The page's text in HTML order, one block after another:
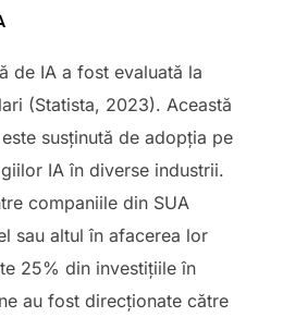
de IA a fost evaluată la
(Statista, 2023). Această
susținută de adopția pe
IA în diverse industrii.
companiile din SUA
sau altul în afacerea lor
25% din investițiile în
au fost direcționate către